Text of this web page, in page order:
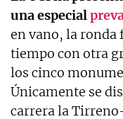
una especial
en vano, la ronda
tiempo con otra
los cinco
Únicamente se
carrera la